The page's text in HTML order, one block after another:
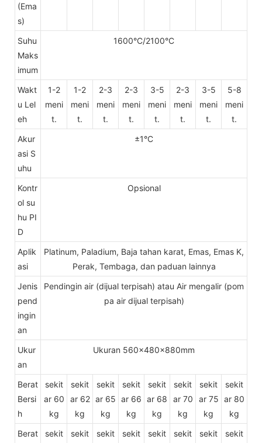
(Ema
s)
Suhu
Maks
imum
1600°C/2100°C
Wakt
u Lel
eh
1-2
meni
t.
1-2
meni
t.
2-3
meni
t.
2-3
meni
t.
3-5
meni
t.
2-3
meni
t.
3-5
meni
t.
5-8
meni
t.
Akur
asi S
uhu
±1°C
Kontr
ol su
hu PI
D
Opsional
Aplik
asi
Platinum, Paladium, Baja tahan karat, Emas, Emas K,
Perak, Tembaga, dan paduan lainnya
Jenis
pend
ingin
an
Pendingin air (dijual terpisah) atau Air mengalir (pom
pa air dijual terpisah)
Ukur
an
Ukuran 560x480x880mm
Berat
Bersi
h
sekit
ar 60
kg
sekit
ar 62
kg
sekit
ar 65
kg
sekit
ar 66
kg
sekit
ar 68
kg
sekit
ar 70
kg
sekit
ar 75
kg
sekit
ar 80
kg
Berat
sekit
sekit
sekit
sekit
sekit
sekit
sekit
sekit